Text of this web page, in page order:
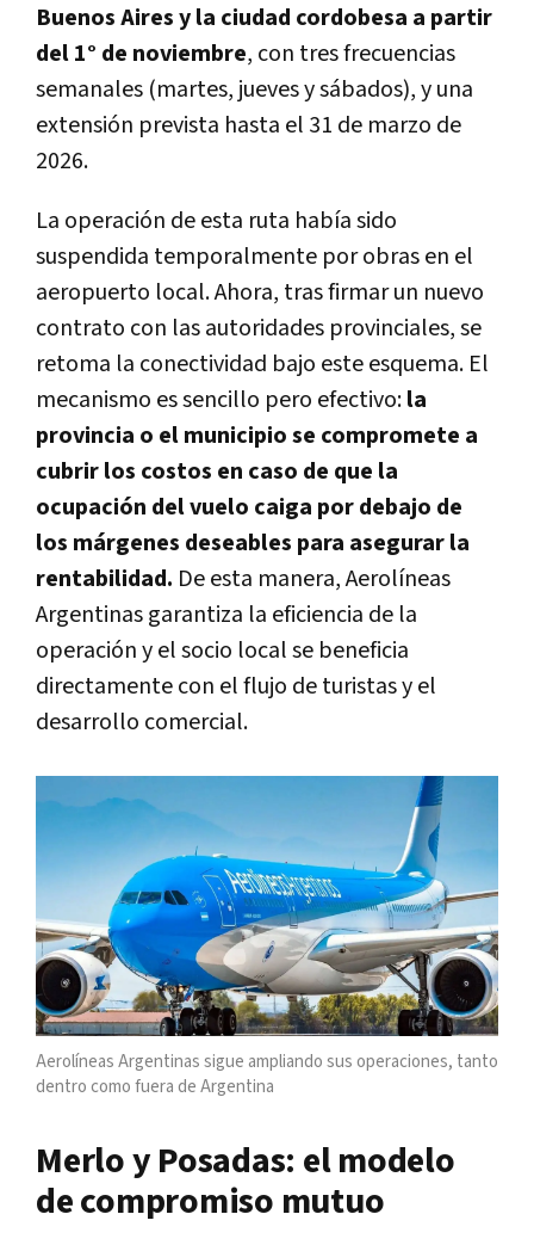
Buenos Aires y la ciudad cordobesa a partir
del 1° de noviembre, con tres frecuencias
semanales (martes, jueves y sábados), y una
extensión prevista hasta el 31 de marzo de
2026.
La operación de esta ruta había sido
suspendida temporalmente por obras en el
aeropuerto local. Ahora, tras firmar un nuevo
contrato con las autoridades provinciales, se
retoma la conectividad bajo este esquema. El
mecanismo es sencillo pero efectivo:la
provincia o el municipio se compromete a
cubrir los costos en caso de que la
ocupación del vuelo caiga por debajo de
los márgenes deseables para asegurar la
rentabilidad. De esta manera, Aerolíneas
Argentinas garantiza la eficiencia de la
operación y el socio local se beneficia
directamente con el flujo de turistas y el
desarrollo comercial.
Aerolíneas Argentinas sigue ampliando sus operaciones, tanto
dentro como fuera de Argentina
Merlo y Posadas: el modelo
de compromiso mutuo